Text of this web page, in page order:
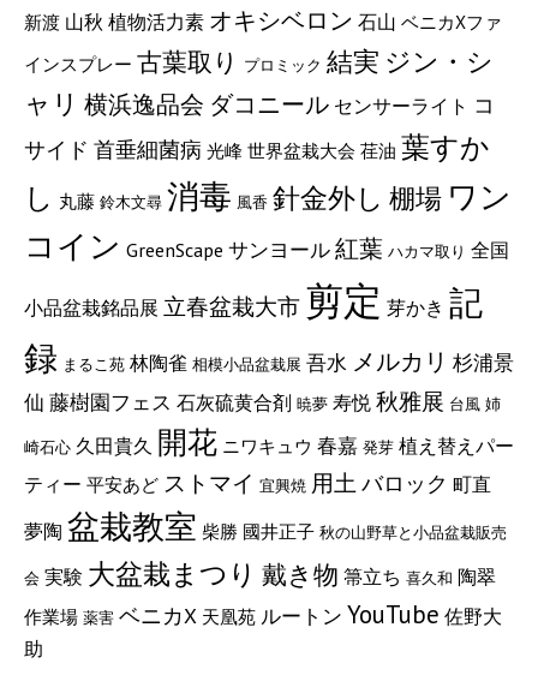
新渡 山秋 植物活力素 オキシベロン 石山 ベニカXファ
インスプレー 古葉取り プロミック 結実 ジン・シ
ャリ 横浜逸品会 ダコニール センサーライト コ
サイド 首垂細菌病 光峰 世界盆栽大会 荏油 葉すか
し 丸藤 鈴木文尋 消毒 風香 針金外し 棚場 ワン
コイン GreenScape サンヨール紅葉 ハカマ取り 全国
小品盆栽銘品展 立春盆栽大市 剪定 芽かき 記
録 まるこ苑 林陶雀 相模小品盆栽展 吾水 メルカリ 杉浦景
仙 藤樹園フェス 石灰硫黄合剤 暁夢 寿悦 秋雅展 台風 姉
崎石心 久田貴久 開花 ニワキュウ 春嘉 発芽 植え替えパー
ティー 平安あど ストマイ 宜興焼 用土 バロック 町直
夢陶 盆栽教室 柴勝 國井正子 秋の山野草と小品盆栽販売
会 実験 大盆栽まつり 戴き物 箒立ち 喜久和 陶翠
作業場 薬害 ベニカX 天凰苑 ルートン YouTube 佐野大
助